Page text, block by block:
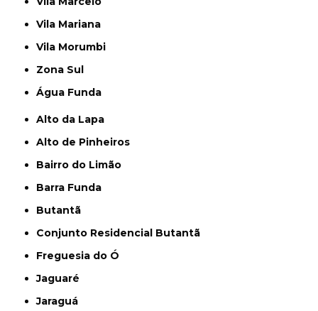
Vila Mariana
Vila Morumbi
Zona Sul
Água Funda
Alto da Lapa
Alto de Pinheiros
Bairro do Limão
Barra Funda
Butantã
Conjunto Residencial Butantã
Freguesia do Ó
Jaguaré
Jaraguá